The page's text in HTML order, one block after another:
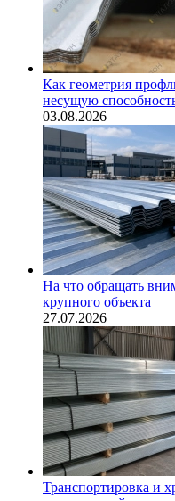
Как геометрия
несущую
03.08.2026
На что обращать
крупного объекта
27.07.2026
Транспортировка и